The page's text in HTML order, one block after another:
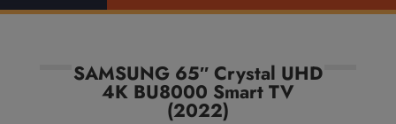
SAMSUNG 65″ Crystal UHD
4K BU8000 Smart TV
(2022)